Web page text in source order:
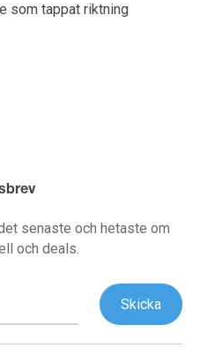
som tappat riktning
senaste och hetaste om
och deals.